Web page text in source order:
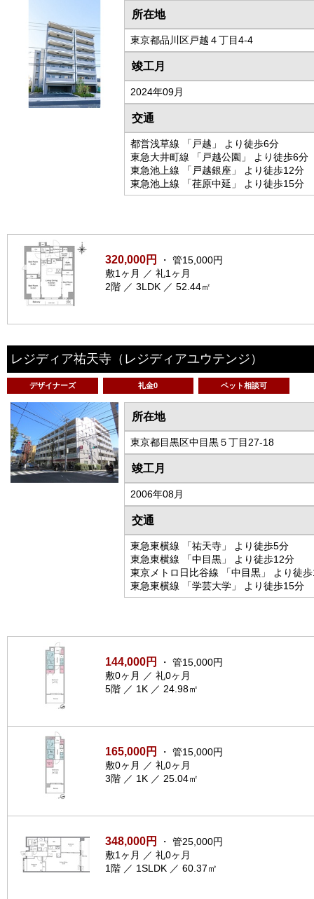
所在地
東京都品川区戸越４丁目4-4
竣工月
2024年09月
交通
都営浅草線 「戸越」 より徒歩6分
東急大井町線 「戸越公園」 より徒歩6分
東急池上線 「戸越銀座」 より徒歩12分
東急池上線 「荏原中延」 より徒歩15分
320,000円
・ 管15,000円
敷1ヶ月 ／ 礼1ヶ月
2階 ／ 3LDK ／ 52.44㎡
レジディア祐天寺 （レジディアユウテンジ）
デザイナーズ 礼金0 ペット相談可
所在地
東京都目黒区中目黒５丁目27-18
竣工月
2006年08月
交通
東急東横線 「祐天寺」 より徒歩5分
東急東横線 「中目黒」 より徒歩12分
東京メトロ日比谷線 「中目黒」 より徒
東急東横線 「学芸大学」 より徒歩15分
144,000円
・ 管15,000円
敷0ヶ月 ／ 礼0ヶ月
5階 ／ 1K ／ 24.98㎡
165,000円
・ 管15,000円
敷0ヶ月 ／ 礼0ヶ月
3階 ／ 1K ／ 25.04㎡
348,000円
・ 管25,000円
敷1ヶ月 ／ 礼0ヶ月
1階 ／ 1SLDK ／ 60.37㎡